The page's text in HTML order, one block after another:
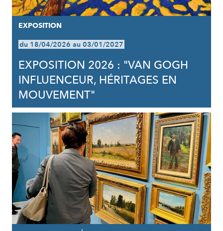
EXPOSITION
du 18/04/2026 au 03/01/2027
EXPOSITION 2026 : "VAN GOGH
INFLUENCEUR, HÉRITAGES EN
MOUVEMENT"